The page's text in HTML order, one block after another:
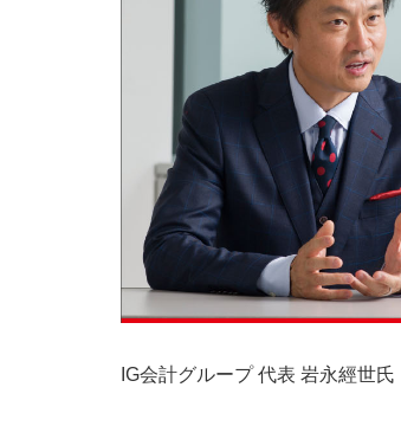
IG会計グループ 代表 岩永經世氏